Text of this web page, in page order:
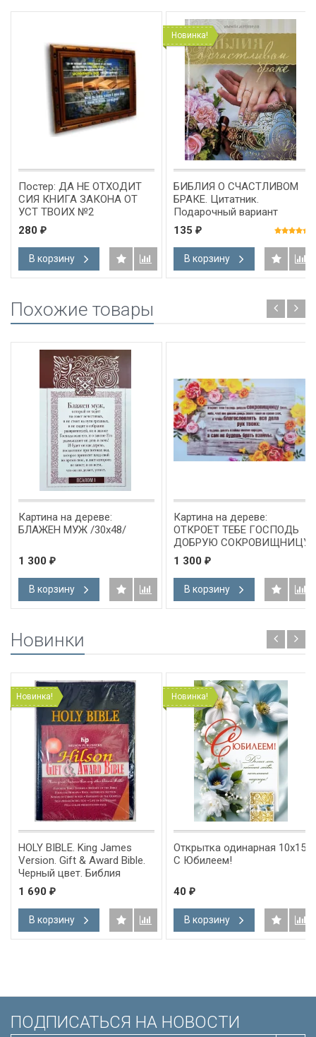
Постер: ДА НЕ ОТХОДИТ
СИЯ КНИГА ЗАКОНА ОТ
УСТ ТВОИХ №2
280 ₽
В корзину
Новинка!
БИБЛИЯ О СЧАСТЛИВОМ
БРАКЕ. Цитатник.
Подарочный вариант
135 ₽
В корзину
Похожие товары
Картина на дереве:
БЛАЖЕН МУЖ /30х48/
1 300 ₽
В корзину
Картина на дереве:
ОТКРОЕТ ТЕБЕ ГОСПОДЬ
ДОБРУЮ СОКРОВИЩНИЦУ
СВОЮ /30х48/
1 300 ₽
В корзину
Новинки
Новинка!
HOLY BIBLE. King James
Version. Gift & Award Bible.
Черный цвет. Библия
Короля Иакова на
английском языке.
Словарь, карты, закладка,
подарочная вкладка, слова
Иисуса выделены красным
1 690 ₽
В корзину
Новинка!
Открытка одинарная 10x15:
С Юбилеем!
40 ₽
В корзину
ПОДПИСАТЬСЯ НА НОВОСТИ